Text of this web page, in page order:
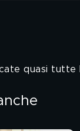
quasi tutte